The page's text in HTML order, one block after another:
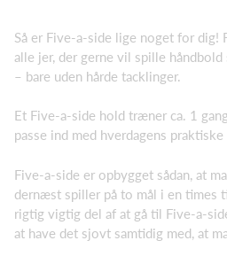
Så er Five-a-side lige noget for dig!
alle jer, der gerne vil spille
– bare uden hårde tacklinger.
Et Five-a-side hold træner ca. 1
passe ind med hverdagens praktiske
Five-a-side er opbygget sådan, at
dernæst spiller på to mål i en times
rigtig vigtig del af at gå til Five-a-
at have det sjovt samtidig med, at